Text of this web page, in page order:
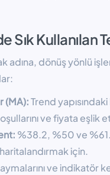
Sık Kullanılan
adına, dönüş yönlü
(MA):Trend
ve fiyata
%38.2, %50 ve
için.
ve indikatör